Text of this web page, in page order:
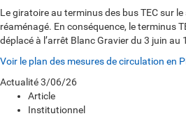
Le giratoire au terminus des bus TEC sur
réaménagé. En conséquence, le terminus
déplacé à l’arrêt Blanc Gravier du 3 juin au
Voir le plan des mesures de circulation en
Actualité3/06/26
Article
Institutionnel